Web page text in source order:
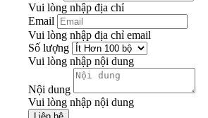
Vui lòng nhập địa chỉ
Email
Vui lòng nhập địa chỉ email
Số lượng
Vui lòng nhập nội dung
Nội dung
Vui lòng nhập nội dung